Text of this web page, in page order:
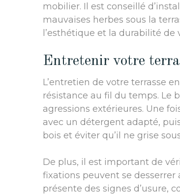
mobilier. Il est conseillé
mauvaises herbes sous la
l’esthétique et la durabilité de
Entretenir votre
L’entretien de votre terrasse
résistance au fil du temps. Le
agressions extérieures. Une
avec un détergent adapté,
bois et éviter qu’il ne grise
De plus, il est important de
fixations peuvent se desserrer
présente des signes d’usure,